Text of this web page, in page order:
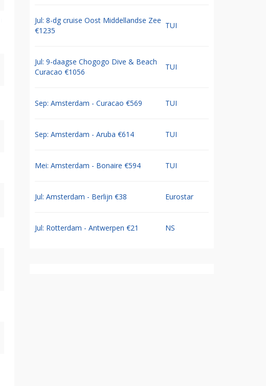
Jul: 8-dg cruise Oost Middellandse Zee
€1235
TUI
Jul: 9-daagse Chogogo Dive & Beach
Curacao €1056
TUI
Sep: Amsterdam - Curacao €569 TUI
Sep: Amsterdam - Aruba €614 TUI
Mei: Amsterdam - Bonaire €594 TUI
Jul: Amsterdam - Berlijn €38 Eurostar
Jul: Rotterdam - Antwerpen €21 NS